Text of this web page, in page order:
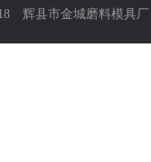
辉县市金城磨料模具